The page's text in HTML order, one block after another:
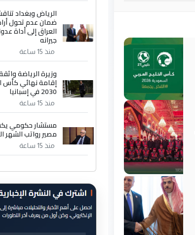
الرياض وبغداد
ضمان عدم تحول
العراق إلى أداة
جيرانه
منذ 15 ساعة
وزيرة الرياضة
إقامة نهائي كأس
2030 في إسبانيا
منذ 15 ساعة
مستشار حكومي
مصير رواتب الشهر
منذ 15 ساعة